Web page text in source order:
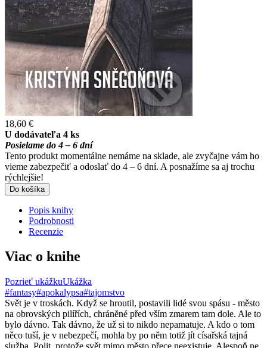
18,60 €
U dodávateľa 4 ks
Posielame do 4 – 6 dní
Tento produkt momentálne nemáme na sklade, ale zvyčajne vám ho
vieme zabezpečiť a odoslať do 4 – 6 dní. A posnažíme sa aj trochu
rýchlejšie!
Do košíka
Popis knihy
Podrobnosti
Recenzie
Viac o knihe
Pozrieť ukážkuUkážka
#fantasy#apokalypsa#tajomstvo
Svět je v troskách. Když se hroutil, postavili lidé svou spásu - město
na obrovských pilířích, chráněné před vším zmarem tam dole. Ale to
bylo dávno. Tak dávno, že už si to nikdo nepamatuje. A kdo o tom
něco tuší, je v nebezpečí, mohla by po něm totiž jít císařská tajná